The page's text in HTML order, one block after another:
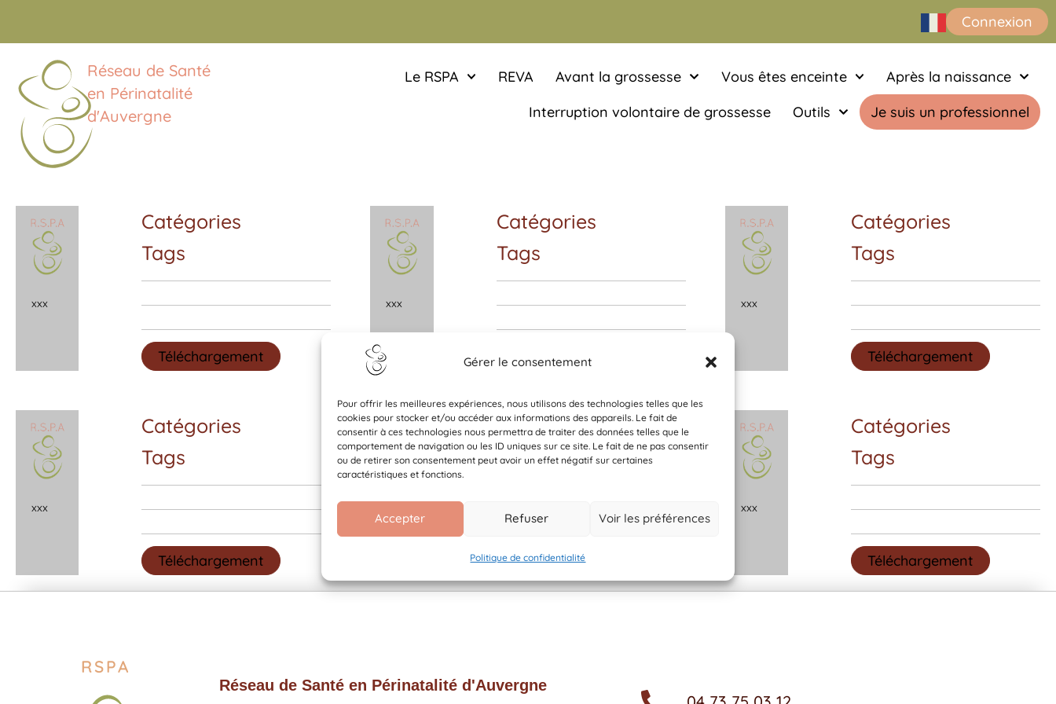
Gérer le consentement
Pour offrir les meilleures expériences, nous utilisons des technologies telles que les
cookies pour stocker et/ou accéder aux informations des appareils. Le fait de
consentir à ces technologies nous permettra de traiter des données telles que le
comportement de navigation ou les ID uniques sur ce site. Le fait de ne pas consentir
ou de retirer son consentement peut avoir un effet négatif sur certaines
caractéristiques et fonctions.
Accepter Refuser Voir les préférences
Politique de confidentialité
Connexion
Réseau de Santé
en Périnatalité
d'Auvergne
Le RSPA REVA Avant la grossesse Vous êtes enceinte
Après la naissance
Interruption volontaire de grossesse
Outils Je suis un professionnel
xxx
Catégories
Tags
Téléchargement
xxx
Catégories
Tags
Téléchargement
xxx
Catégories
Tags
Téléchargement
xxx
Catégories
Tags
Téléchargement
Catégories
Tags
Téléchargement
xxx
Catégories
Tags
Téléchargement
RSPA
Réseau de Santé en Périnatalité d'Auvergne